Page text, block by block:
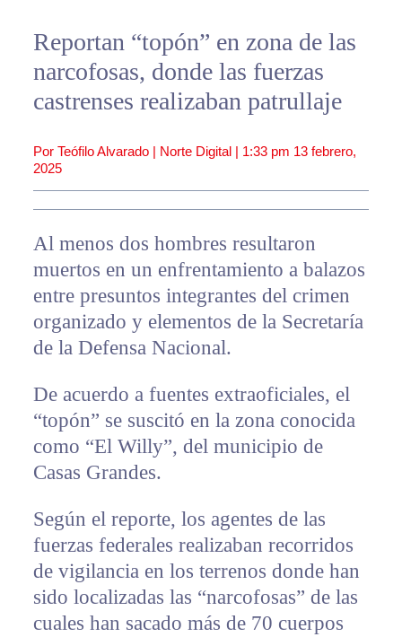
Reportan “topón” en zona de las
narcofosas, donde las fuerzas
castrenses realizaban patrullaje
Por Teófilo Alvarado | Norte Digital | 1:33 pm 13 febrero,
2025
Al menos dos hombres resultaron
muertos en un enfrentamiento a balazos
entre presuntos integrantes del crimen
organizado y elementos de la Secretaría
de la Defensa Nacional.
De acuerdo a fuentes extraoficiales, el
“topón” se suscitó en la zona conocida
como “El Willy”, del municipio de
Casas Grandes.
Según el reporte, los agentes de las
fuerzas federales realizaban recorridos
de vigilancia en los terrenos donde han
sido localizadas las “narcofosas” de las
cuales han sacado más de 70 cuerpos